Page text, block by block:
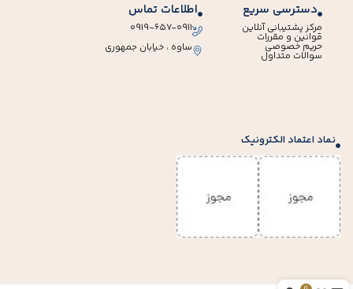
دسترسی سریع
مرکز پشتیبانی آنلاین
قوانین و مقررات
حریم خصوصی
سوالات متداول
اطلاعات تماس
۰۹۱۹-۶۵۷-۰۹۱۱
ساوه ، خیابان جمهوری
نماد اعتماد الکترونیک